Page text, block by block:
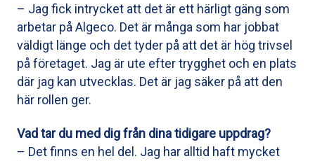
– Jag fick intrycket att det är ett härligt gäng som
arbetar på Algeco. Det är många som har jobbat
väldigt länge och det tyder på att det är hög trivsel
på företaget. Jag är ute efter trygghet och en plats
där jag kan utvecklas. Det är jag säker på att den
här rollen ger.
Vad tar du med dig från dina tidigare uppdrag?
– Det finns en hel del. Jag har alltid haft mycket